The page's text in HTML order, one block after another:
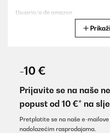
Usuario/a de amazon
Amazon-Benutzer
-10 €
Prijavite se na naše
popust od 10 €* na
Pretplatite se na naše e-
nadolazećim rasprodajama.